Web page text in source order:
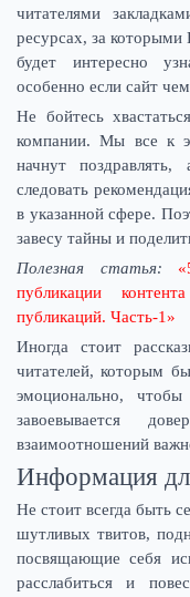
читателями
ресурсах, за
будет интересно
особенно если сайт
Не бойтесь
компании. Мы все к
начнут
следовать
в указанной сфере.
завесу тайны и
Полезная статья:
публикации
публикаций. Часть-1»
Иногда стоит
читателей, которым
эмоционально,
завоевывается
взаимоотношений
Информация
Не стоит всегда быть
шутливых твитов,
посвящающие себя
расслабиться и